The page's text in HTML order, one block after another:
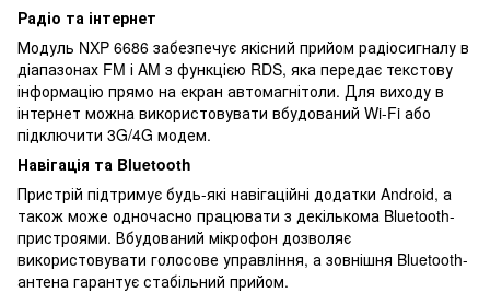
Радіо та інтернет
Модуль NXP 6686 забезпечує якісний прийом радіосигналу в
діапазонах FM і AM з функцією RDS, яка передає текстову
інформацію прямо на екран автомагнітоли. Для виходу в
інтернет можна використовувати вбудований Wi-Fi або
підключити 3G/4G модем.
Навігація та Bluetooth
Пристрій підтримує будь-які навігаційні додатки Android, а
також може одночасно працювати з декількома Bluetooth-
пристроями. Вбудований мікрофон дозволяє
використовувати голосове управління, а зовнішня Bluetooth-
антена гарантує стабільний прийом.